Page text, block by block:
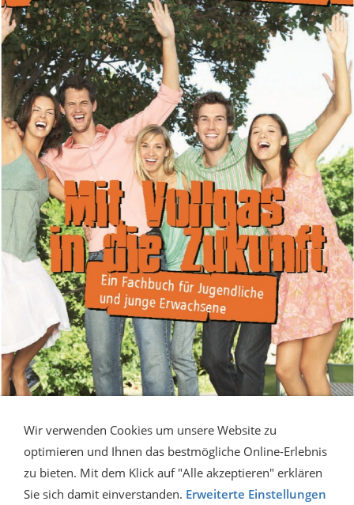
Wir verwenden Cookies um unsere Website zu
optimieren und Ihnen das bestmögliche Online-Erlebnis
zu bieten. Mit dem Klick auf "Alle akzeptieren" erklären
Sie sich damit einverstanden. Erweiterte Einstellungen